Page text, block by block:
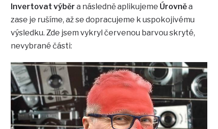
Invertovat výběr a následně aplikujeme Úrovněa
zase je rušíme, až se dopracujeme k uspokojivému
výsledku. Zde jsem vykryl červenou barvou skryté,
nevybrané části: